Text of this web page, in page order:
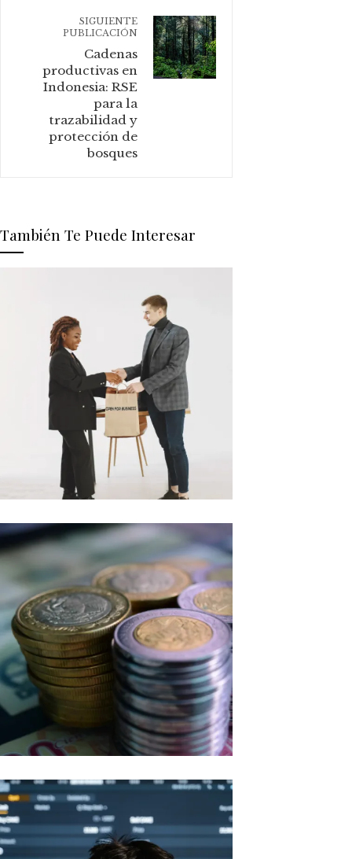
SIGUIENTE
PUBLICACIÓN
Cadenas
productivas en
Indonesia: RSE
para la
trazabilidad y
protección de
bosques
También Te Puede Interesar